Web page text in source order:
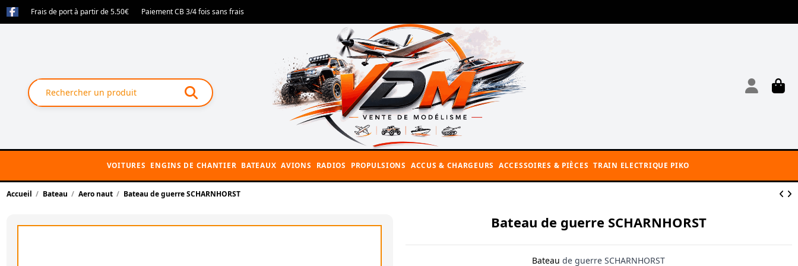
Frais de port à partir de 5.50€ Paiement CB 3/4 fois sans frais
VOITURES ENGINS DE CHANTIER BATEAUX AVIONS RADIOS PROPULSIONS ACCUS & CHARGEURS ACCESSOIRES & PIÈCES TRAIN ELECTRIQUE PIKO
Accueil Bateau Aero naut Bateau de guerre SCHARNHORST
Bateau de guerre SCHARNHORST
Bateau de guerre SCHARNHORST